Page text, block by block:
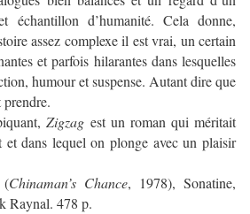
échantillon d’humanité. Cela donne,
assez complexe il est vrai, un certain
et parfois hilarantes dans lesquelles
humour et suspense. Autant dire que
Zigzag est un roman qui méritait
et dans lequel on plonge avec un plaisir
(Chinaman’s Chance, 1978), Sonatine,
Raynal. 478 p.